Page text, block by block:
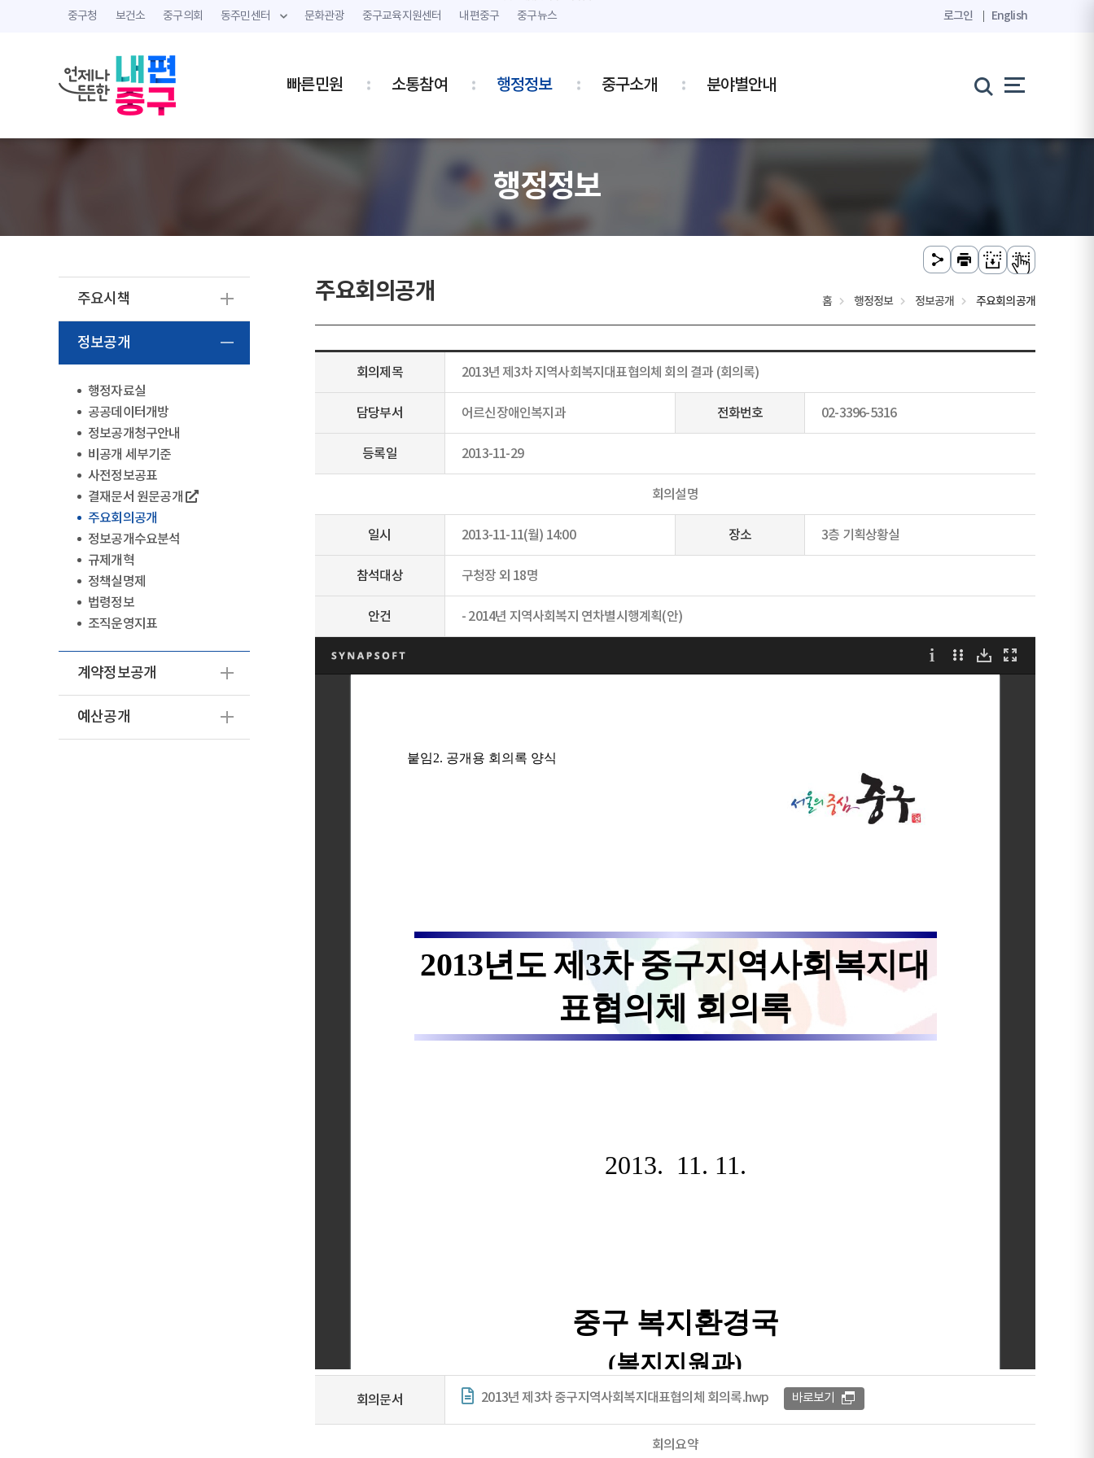
중구청 보건소 중구의회 동주민센터 문화관광 중구교육지원센터 내편중구 중구뉴스 로그인 English
빠른민원 소통참여 행정정보 중구소개 분야별안내
행정정보
주요시책
정보공개
행정자료실
공공데이터개방
정보공개청구안내
비공개 세부기준
사전정보공표
결재문서 원문공개
주요회의공개
정보공개수요분석
규제개혁
정책실명제
법령정보
조직운영지표
계약정보공개
예산공개
주요회의공개 홈 행정정보 정보공개 주요회의공개
회의제목 2013년 제3차 지역사회복지대표협의체 회의 결과 (회의록)
담당부서 어르신장애인복지과 전화번호 02-3396-5316
등록일 2013-11-29
회의설명
일시 2013-11-11(월) 14:00 장소 3층 기획상황실
참석대상 구청장 외 18명
안건 - 2014년 지역사회복지 연차별시행계획(안)
회의문서 2013년 제3차 중구지역사회복지대표협의체 회의록.hwp 바로보기
회의요약